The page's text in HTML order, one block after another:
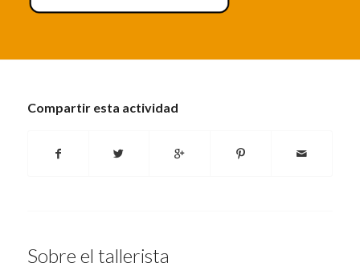
Compartir esta actividad
Sobre el tallerista